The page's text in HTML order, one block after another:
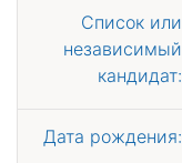
Список или
независимый
кандидат:
Дата рождения: